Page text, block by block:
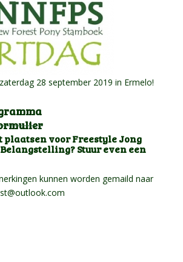
28 september 2019 in Ermelo!
plaatsen voor Freestyle Jong
Stuur even een
kunnen worden gemaild naar